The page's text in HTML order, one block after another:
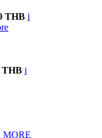
THB i
THB i
MORE